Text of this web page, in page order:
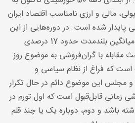
مالی و ارزی نامناسب اقتصاد ایران
پایدار شده است. در دوره‌هایی از این
بازه زمانی که نرخ تورم از میانگین بلندمدت حدود 17 درصدی
مقابله با گران‌فروشی به موضوع روز
که فراغ از نظام سیاسی و
مجلس این موضوع دائم در حال تکرار
زمانی قابل‌قبول است که اول تورم در
باشد و دوم، دوباره یک یا چند قلم